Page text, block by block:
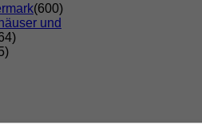
(600)
und